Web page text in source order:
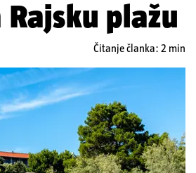
plažu
Čitanje članka: 2 min